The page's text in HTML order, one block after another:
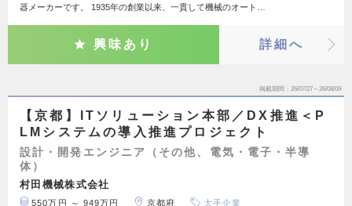
器メーカーです。 1935年の創業以来、一貫して機械のオート…
興味あり 詳細へ
掲載期間 26/07/27～26/08/09
【京都】ITソリューション本部／DX推進＜P
LMシステムの導入推進プロジェクト
設計・開発エンジニア（その他、電気・電子・半導
体）
村田機械株式会社
550万円 ～ 949万円 京都府 大手企業